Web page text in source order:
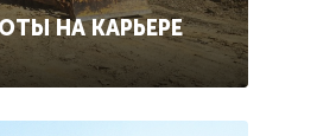
НА КАРЬЕРЕ